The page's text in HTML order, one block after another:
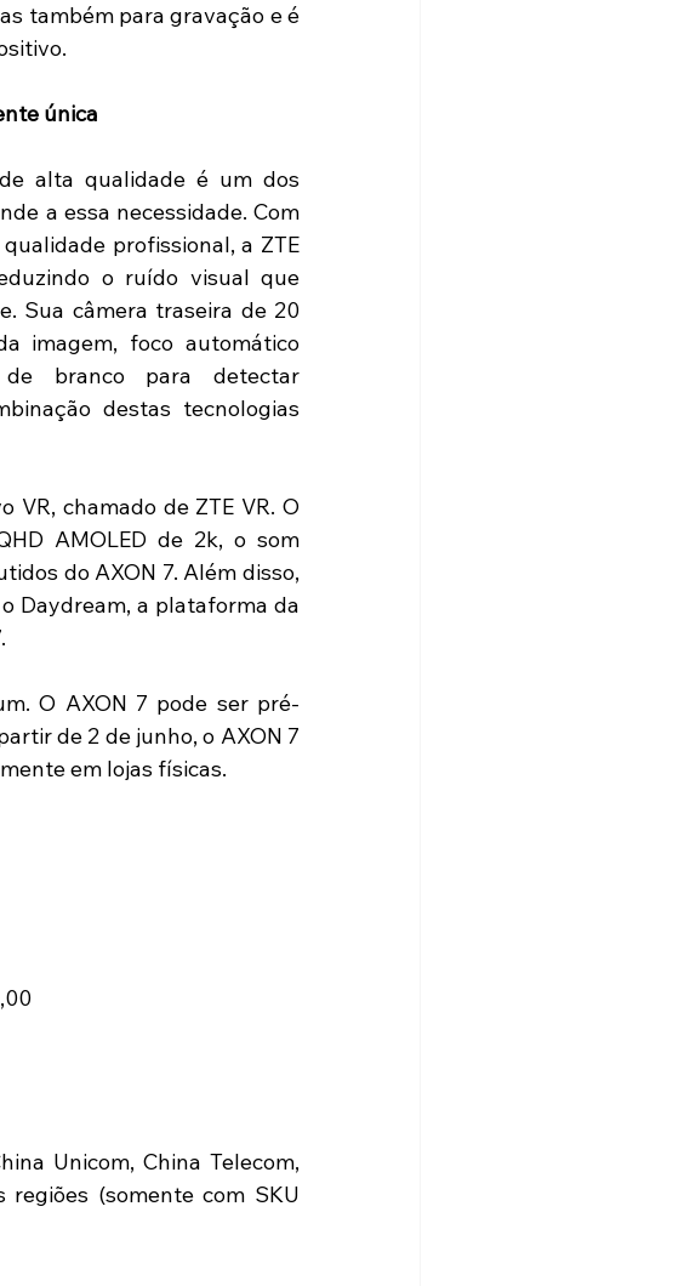
também para gravação e é
única
alta qualidade é um dos
a essa necessidade. Com
profissional, a ZTE
o ruído visual que
Sua câmera traseira de 20
imagem, foco automático
branco para detectar
destas tecnologias
VR, chamado de ZTE VR. O
AMOLED de 2k, o som
do AXON 7. Além disso,
Daydream, a plataforma da
O AXON 7 pode ser pré-
de 2 de junho, o AXON 7
em lojas físicas.
Unicom, China Telecom,
regiões (somente com SKU